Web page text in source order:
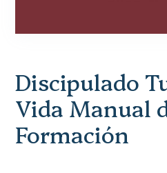
Discipulado
Vida Manual
Formación